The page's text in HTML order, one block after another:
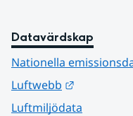
Datavärdskap
Nationella
Luftwebb
Luftmiljödata